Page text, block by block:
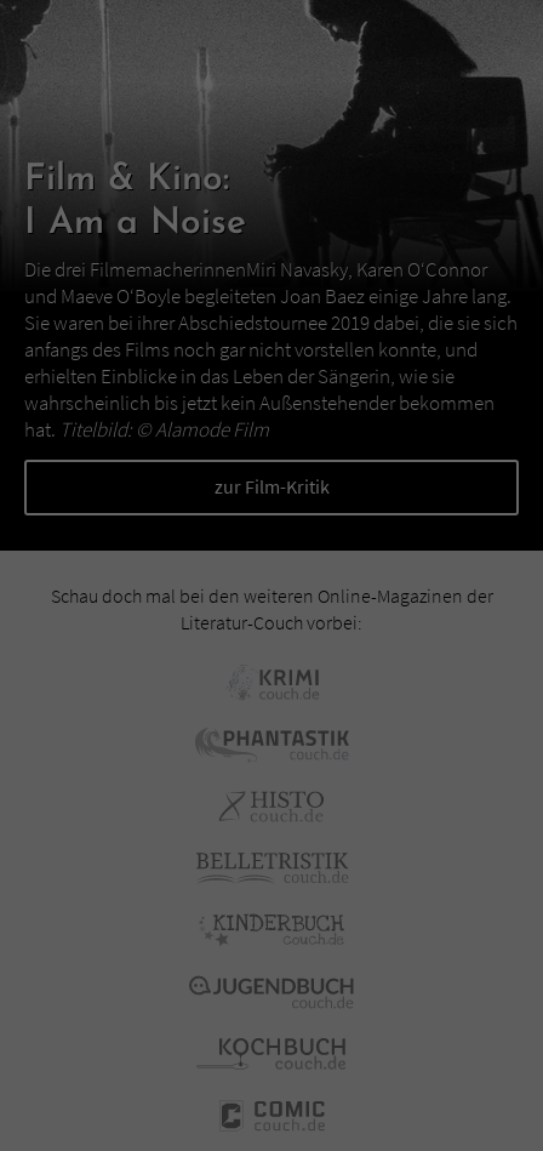
Film & Kino:
I Am a Noise
Die drei FilmemacherinnenMiri Navasky, Karen O‘Connor
und Maeve O‘Boyle begleiteten Joan Baez einige Jahre lang.
Sie waren bei ihrer Abschiedstournee 2019 dabei, die sie sich
anfangs des Films noch gar nicht vorstellen konnte, und
erhielten Einblicke in das Leben der Sängerin, wie sie
wahrscheinlich bis jetzt kein Außenstehender bekommen
hat. Titelbild: ©Alamode Film
zur Film-Kritik
Schau doch mal bei den weiteren Online-Magazinen der
Literatur-Couch vorbei: